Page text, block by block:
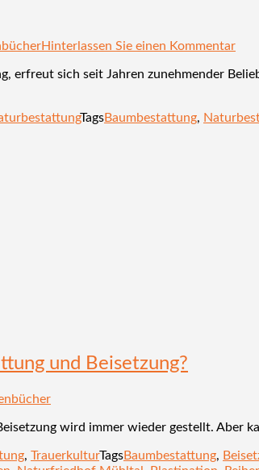
Hinterlassen Sie einen Kommentar
erfreut sich seit Jahren zunehmender
TagsBaumbestattung,
und Beisetzung?
wird immer wieder gestellt. Aber
, TrauerkulturTagsBaumbestattung,